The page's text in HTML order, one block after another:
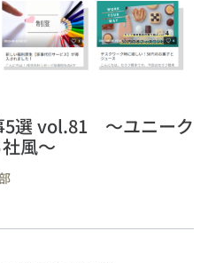
5選 vol.81 ～ユニーク
風～